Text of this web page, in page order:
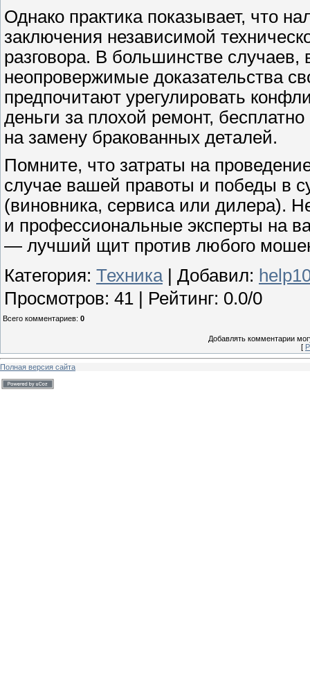
Однако практика показывает, что
заключения независимой
разговора. В большинстве
неопровержимые доказательства
предпочитают урегулировать
деньги за плохой ремонт,
на замену бракованных деталей.
Помните, что затраты на
случае вашей правоты и победы в
(виновника, сервиса или дилера).
и профессиональные эксперты на
— лучший щит против любого
Категория: Техника| Добавил:
Просмотров: 41 Рейтинг: 0.0/0
Всего комментариев: 0
Добавлять комментарии
[
Полная версия сайта